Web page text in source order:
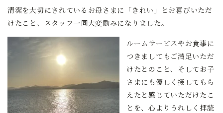
清潔を大切にされているお母さまに「きれい」とお喜びいただ
けたこと、スタッフ一同大変励みになりました。
ルームサービスやお食事に
つきましてもご満足いただ
けたとのこと、そしてお子
さまにも優しく接してもら
えたと感じていただけたこ
とを、心よりうれしく拝読